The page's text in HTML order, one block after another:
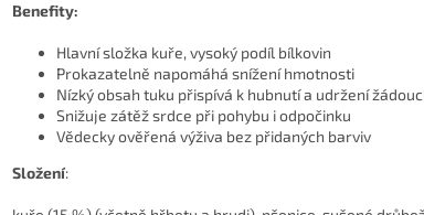
Benefity:
Hlavní složka kuře, vysoký podíl bílkovin
Prokazatelně napomáhá snížení hmotnosti
Nízký obsah tuku přispívá k hubnutí a udržení
Snižuje zátěž srdce při pohybu i odpočinku
Vědecky ověřená výživa bez přidaných barviv
Složení: